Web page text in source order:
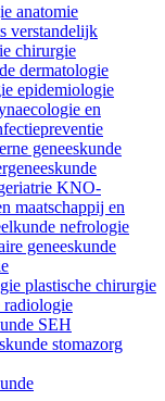
anatomie
verstandelijk
chirurgie
dermatologie
epidemiologie
en
geneeskunde
KNO-
maatschappij en
nefrologie
geneeskunde
plastische chirurgie
radiologie
SEH
stomazorg